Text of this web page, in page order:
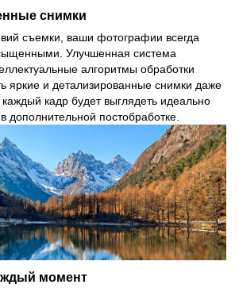
снимки
съемки, ваши фотографии всегда
Улучшенная система
алгоритмы обработки
яркие и детализированные снимки даже
кадр будет выглядеть идеально
дополнительной постобработке.
момент